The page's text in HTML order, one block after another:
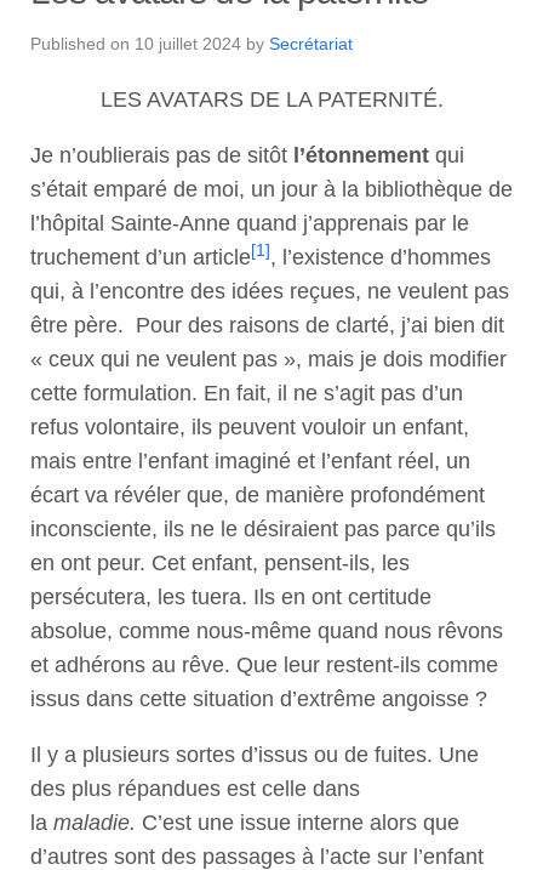
Published on 10 juillet 2024 by Secrétariat
LES AVATARS DE LA PATERNITÉ.
Je n’oublierais pas de sitôt l’étonnement qui
s’était emparé de moi, un jour à la bibliothèque de
l’hôpital Sainte-Anne quand j’apprenais par le
truchement d’un article[1] , l’existence d’hommes
qui, à l’encontre des idées reçues, ne veulent pas
être père. Pour des raisons de clarté, j’ai bien dit
« ceux qui ne veulent pas », mais je dois modifier
cette formulation. En fait, il ne s’agit pas d’un
refus volontaire, ils peuvent vouloir un enfant,
mais entre l’enfant imaginé et l’enfant réel, un
écart va révéler que, de manière profondément
inconsciente, ils ne le désiraient pas parce qu’ils
en ont peur. Cet enfant, pensent-ils, les
persécutera, les tuera. Ils en ont certitude
absolue, comme nous-même quand nous rêvons
et adhérons au rêve. Que leur restent-ils comme
issus dans cette situation d’extrême angoisse ?
Il y a plusieurs sortes d’issus ou de fuites. Une
des plus répandues est celle dans
la maladie. C’est une issue interne alors que
d’autres sont des passages à l’acte sur l’enfant